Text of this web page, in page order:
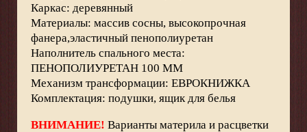
Каркас: деревянный
Материалы: массив сосны, высокопрочная
фанера,эластичный пенополиуретан
Наполнитель спального места:
ПЕНОПОЛИУРЕТАН 100 ММ
Механизм трансформации: ЕВРОКНИЖКА
Комплектация: подушки, ящик для белья
ВНИМАНИЕ! Варианты материла и расцветки